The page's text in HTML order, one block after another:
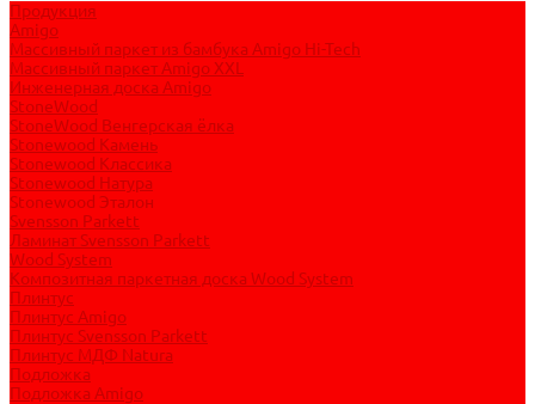
Продукция
Amigo
Массивный паркет из бамбука Amigo Hi-Tech
Массивный паркет Amigo XXL
Инженерная доска Amigo
StoneWood
StoneWood Венгерская ёлка
Stonewood Камень
Stonewood Классика
Stonewood Натура
Stonewood Эталон
Svensson Parkett
Ламинат Svensson Parkett
Wood System
Композитная паркетная доска Wood System
Плинтус
Плинтус Amigo
Плинтус Svensson Parkett
Плинтус МДФ Natura
Подложка
Подложка Amigo